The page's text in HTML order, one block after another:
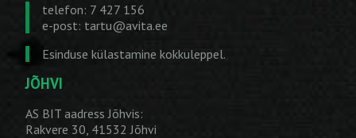
telefon: 7 427 156
e-post: tartu@avita.ee
Esinduse külastamine kokkuleppel.
JÕHVI
AS BIT aadress Jõhvis:
Rakvere 30, 41532 Jõhvi